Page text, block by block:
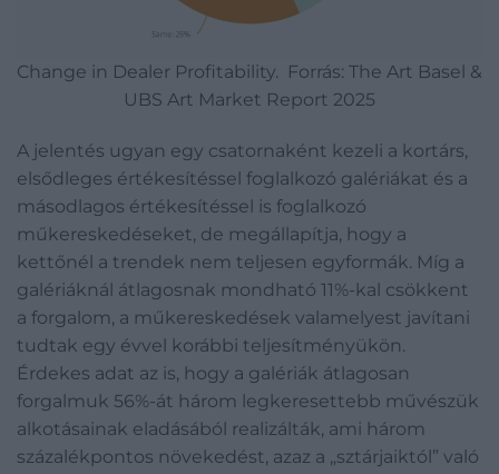
Change in Dealer Profitability. Forrás: The Art Basel &
UBS Art Market Report 2025
A jelentés ugyan egy csatornaként kezeli a kortárs,
elsődleges értékesítéssel foglalkozó galériákat és a
másodlagos értékesítéssel is foglalkozó
műkereskedéseket, de megállapítja, hogy a
kettőnél a trendek nem teljesen egyformák. Míg a
galériáknál átlagosnak mondható 11%-kal csökkent
a forgalom, a műkereskedések valamelyest javítani
tudtak egy évvel korábbi teljesítményükön.
Érdekes adat az is, hogy a galériák átlagosan
forgalmuk 56%-át három legkeresettebb művészük
alkotásainak eladásából realizálták, ami három
százalékpontos növekedést, azaz a „sztárjaiktól” való